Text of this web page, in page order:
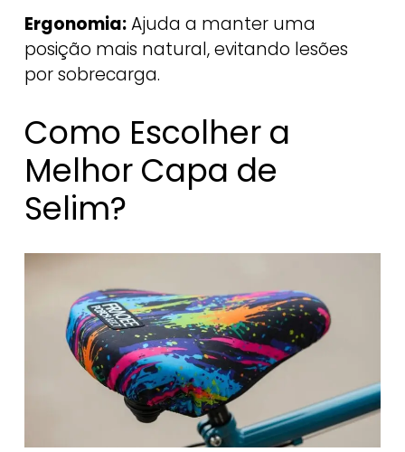
Ergonomia:Ajuda a manter uma
posição mais natural, evitando lesões
por sobrecarga.
Como Escolher a
Melhor Capa de
Selim?